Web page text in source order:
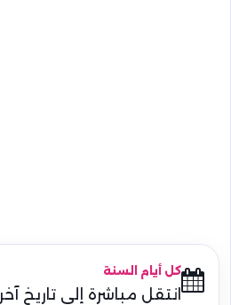
كل أيام السنة
انتقل مباشرة إلى تاريخ آخر